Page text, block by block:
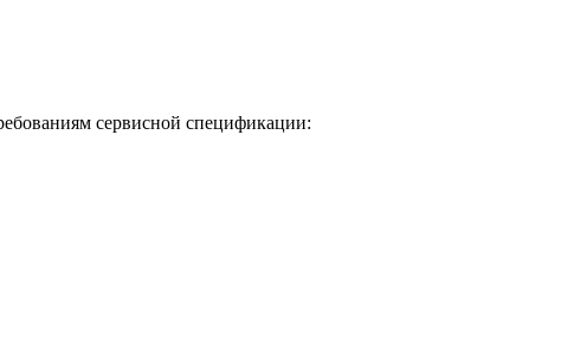
сервисной спецификации: